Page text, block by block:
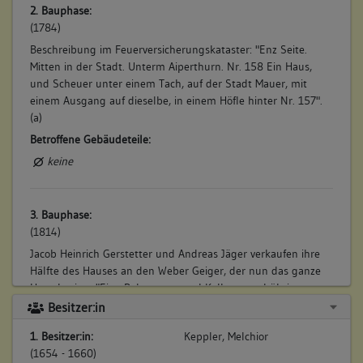
2. Bauphase:
(1784)
Beschreibung im Feuerversicherungskataster: "Enz Seite.
Mitten in der Stadt. Unterm Aiperthurn. Nr. 158 Ein Haus,
und Scheuer unter einem Tach, auf der Stadt Mauer, mit
einem Ausgang auf dieselbe, in einem Höfle hinter Nr. 157".
(a)
Betroffene Gebäudeteile:
keine
3. Bauphase:
(1814)
Jacob Heinrich Gerstetter und Andreas Jäger verkaufen ihre
Hälfte des Hauses an den Weber Geiger, der nun das ganze
Haus besitzt: "Eine Behausung und Keller ... und übrige
Hofreithe, unten in der Stadt, an der Stadtmauer und
Betroffene Gebäudeteile:
Besitzer:in
1. Besitzer:in:
(1654 - 1660)
Keppler, Melchior